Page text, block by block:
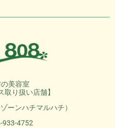
美容室
取り扱い店舗】
ーンハチマルハチ）
933-4752